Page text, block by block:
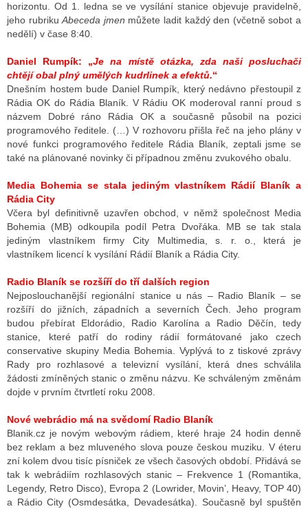
horizontu. Od 1. ledna se ve vysílání stanice objevuje pravidelně,
jeho rubrikuAbeceda jmen můžete ladit každý den (včetně sobot a
nedělí) v čase 8:40.
Daniel Rumpík: „Je na místě otázka, zda naši posluchači
chtějí obal plný umělých kudrlinek a efektů.“
Dnešním hostem bude Daniel Rumpík, který nedávno přestoupil z
Rádia OK do Rádia Blaník. V Rádiu OK moderoval ranní proud s
názvem Dobré ráno Rádia OK a současně působil na pozici
programového ředitele. (…) V rozhovoru přišla řeč na jeho plány v
nové funkci programového ředitele Rádia Blaník, zeptali jsme se
také na plánované novinky či případnou změnu zvukového obalu.
Media Bohemia se stala jediným vlastníkem Rádií Blaník a
Rádia City
Včera byl definitivně uzavřen obchod, v němž společnost Media
Bohemia (MB) odkoupila podíl Petra Dvořáka. MB se tak stala
jediným vlastníkem firmy City Multimedia, s. r. o., která je
vlastníkem licencí k vysílání Rádií Blaník a Rádia City.
Radio Blaník se rozšíří do tří dalších region
Nejposlouchanější regionální stanice u nás – Radio Blaník – se
rozšíří do jižních, západních a severních Čech. Jeho program
budou přebírat Eldorádio, Radio Karolína a Radio Děčín, tedy
stanice, které patří do rodiny rádií formátované jako czech
conservative skupiny Media Bohemia. Vyplývá to z tiskové zprávy
Rady pro rozhlasové a televizní vysílání, která dnes schválila
žádosti zmíněných stanic o změnu názvu. Ke schváleným změnám
dojde v prvním čtvrtletí roku 2008.
Nové webrádio má na svědomí Radio Blaník
Blanik.cz je novým webovým rádiem, které hraje 24 hodin denně
bez reklam a bez mluveného slova pouze českou muziku. V éteru
zní kolem dvou tisíc písniček ze všech časových období. Přidává se
tak k webrádiím rozhlasových stanic – Frekvence 1 (Romantika,
Legendy, Retro Disco), Evropa 2 (Lowrider, Movin’, Heavy, TOP 40)
a Rádio City (Osmdesátka, Devadesátka). Současně byl spuštěn